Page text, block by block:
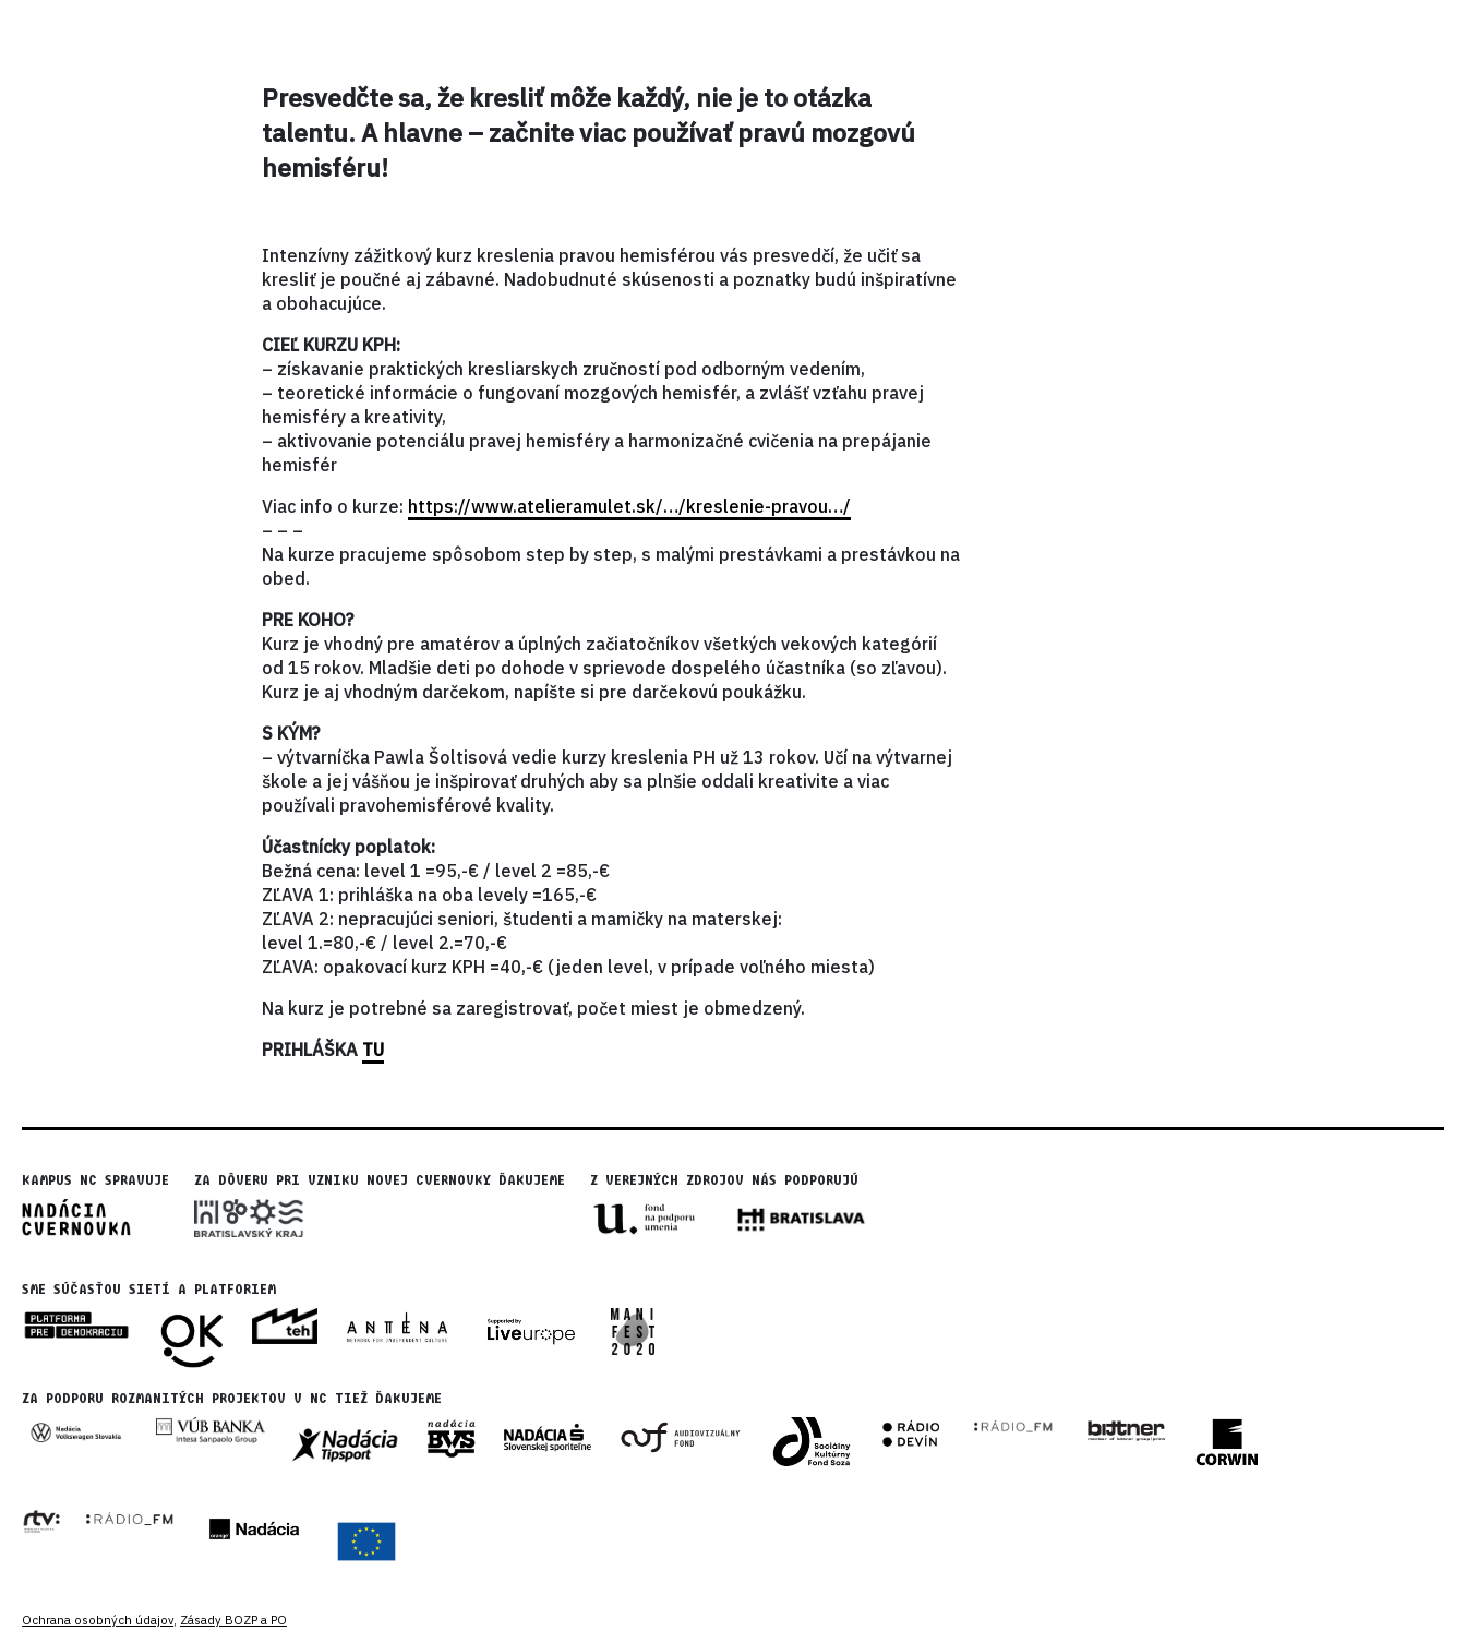
Presvedčte sa, že kresliť môže každý, nie je to otázka
talentu. A hlavne – začnite viac používať pravú mozgovú
hemisféru!
Intenzívny zážitkový kurz kreslenia pravou hemisférou vás presvedčí, že učiť sa
kresliť je poučné aj zábavné. Nadobudnuté skúsenosti a poznatky budú inšpiratívne
a obohacujúce.
CIEĽ KURZU KPH:
– získavanie praktických kresliarskych zručností pod odborným vedením,
– teoretické informácie o fungovaní mozgových hemisfér, a zvlášť vzťahu pravej
hemisféry a kreativity,
– aktivovanie potenciálu pravej hemisféry a harmonizačné cvičenia na prepájanie
hemisfér
Viac info o kurze: https://www.atelieramulet.sk/…/kreslenie-pravou…/
– – –
Na kurze pracujeme spôsobom step by step, s malými prestávkami a prestávkou na
obed.
PRE KOHO?
Kurz je vhodný pre amatérov a úplných začiatočníkov všetkých vekových kategórií
od 15 rokov. Mladšie deti po dohode v sprievode dospelého účastníka (so zľavou).
Kurz je aj vhodným darčekom, napíšte si pre darčekovú poukážku.
S KÝM?
– výtvarníčka Pawla Šoltisová vedie kurzy kreslenia PH už 13 rokov. Učí na výtvarnej
škole a jej vášňou je inšpirovať druhých aby sa plnšie oddali kreativite a viac
používali pravohemisférové kvality.
Účastnícky poplatok:
Bežná cena: level 1 =95,-€ / level 2 =85,-€
ZĽAVA 1: prihláška na oba levely =165,-€
ZĽAVA 2: nepracujúci seniori, študenti a mamičky na materskej:
level 1.=80,-€ / level 2.=70,-€
ZĽAVA: opakovací kurz KPH =40,-€ (jeden level, v prípade voľného miesta)
Na kurz je potrebné sa zaregistrovať, počet miest je obmedzený.
PRIHLÁŠKA TU
KAMPUS NC SPRAVUJE ZA DÔVERU PRI VZNIKU NOVEJ CVERNOVKY ĎAKUJEME Z VEREJNÝCH ZDROJOV NÁS PODPORUJÚ
SME SÚČASŤOU SIETÍ A PLATFORIEM
ZA PODPORU ROZMANITÝCH PROJEKTOV V NC TIEŽ ĎAKUJEME
Ochrana osobných údajov, Zásady BOZP a PO